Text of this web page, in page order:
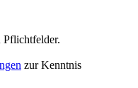
Pflichtfelder.
zur Kenntnis